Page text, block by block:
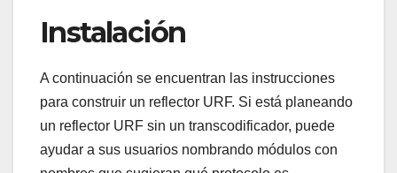
Instalación
A continuación se encuentran las instrucciones
para construir un reflector URF. Si está planeando
un reflector URF sin un transcodificador, puede
ayudar a sus usuarios nombrando módulos con